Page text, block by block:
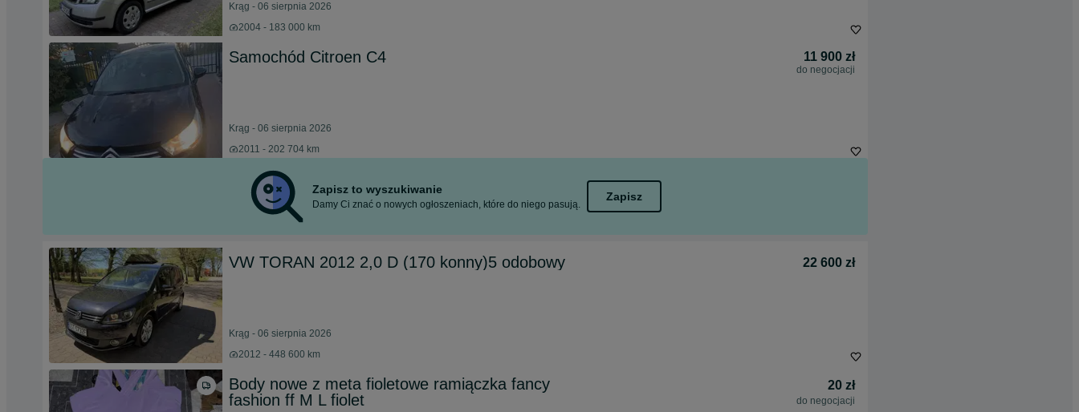
Krąg - 06 sierpnia 2026
2004 - 183 000 km
Samochód Citroen C4 11 900 zł
do negocjacji
Krąg - 06 sierpnia 2026
2011 - 202 704 km
Zapisz to wyszukiwanie
Damy Ci znać o nowych ogłoszeniach, które do niego pasują.
Zapisz
VW TORAN 2012 2,0 D (170 konny)5 odobowy 22 600 zł
Krąg - 06 sierpnia 2026
2012 - 448 600 km
Body nowe z meta fioletowe ramiączka fancy
fashion ff M L fiolet
20 zł
do negocjacji